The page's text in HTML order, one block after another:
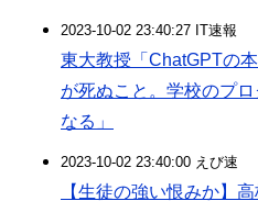
2023-10-02 23:40:27 IT速報
東大教授「ChatGPTの
が死ぬこと。学校のプ
なる」
2023-10-02 23:40:00 えび速
【生徒の強い恨みか】